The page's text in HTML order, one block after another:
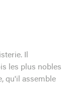
Il
les plus nobles
qu'il assemble